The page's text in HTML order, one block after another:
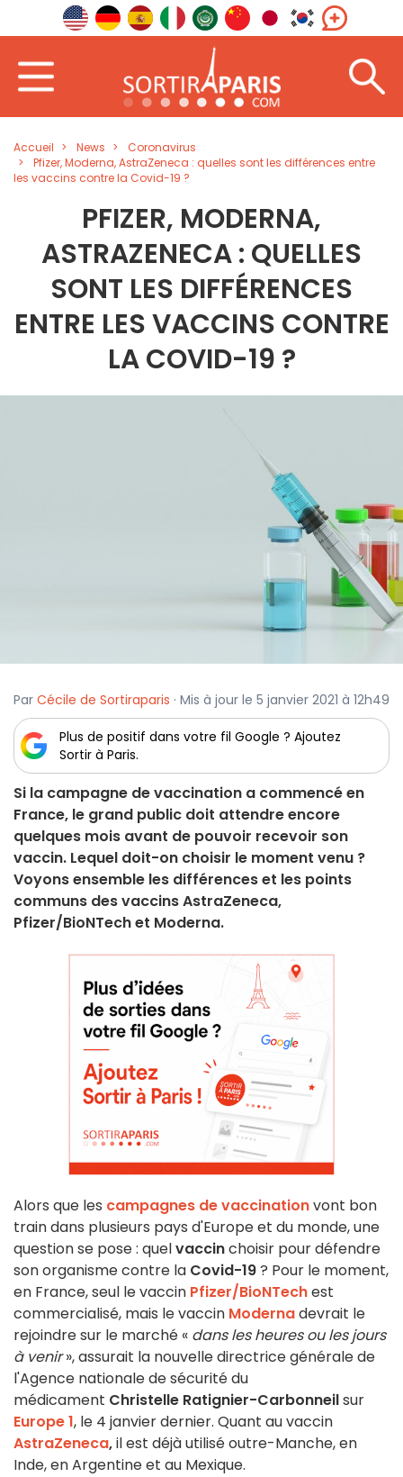
Accueil News
Coronavirus
Pfizer, Moderna, AstraZeneca : quelles sont les différences entre
les vaccins contre la Covid-19 ?
PFIZER, MODERNA,
ASTRAZENECA : QUELLES
SONT LES DIFFÉRENCES
ENTRE LES VACCINS CONTRE
LA COVID-19 ?
Par Cécile de Sortiraparis · Mis à jour le 5 janvier 2021 à 12h49
Plus de positif dans votre fil Google ? Ajoutez
Sortir à Paris.
Si la campagne de vaccination a commencé en
France, le grand public doit attendre encore
quelques mois avant de pouvoir recevoir son
vaccin. Lequel doit-on choisir le moment venu ?
Voyons ensemble les différences et les points
communs des vaccins AstraZeneca,
Pfizer/BioNTech et Moderna.
Alors que les campagnes de vaccinationvont bon
train dans plusieurs pays d'Europe et du monde, une
question se pose : quelvaccinchoisir pour défendre
son organisme contre la Covid-19? Pour le moment,
en France, seul le vaccin Pfizer/BioNTechest
commercialisé, mais le vaccin Modernadevrait le
rejoindre sur le marché « dans les heures ou les jours
à venir», assurait la nouvelle directrice générale de
l'Agence nationale de sécurité du
médicament Christelle Ratignier-Carbonneilsur
Europe 1, le 4 janvier dernier. Quant au vaccin
AstraZeneca,il est déjà utilisé outre-Manche, en
Inde, en Argentine et au Mexique.